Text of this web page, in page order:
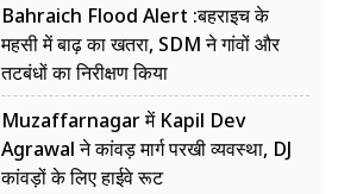
Bahraich Flood Alert :बहराइच के
महसी में बाढ़ का खतरा, SDM ने गांवों और
तटबंधों का निरीक्षण किया
Muzaffarnagar में Kapil Dev
Agrawal ने कांवड़ मार्ग परखी व्यवस्था, DJ
कांवड़ों के लिए हाईवे रूट